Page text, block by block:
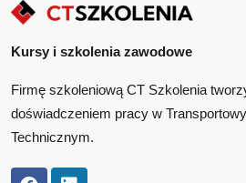
Kursy i szkolenia zawodowe
Firmę szkoleniową CT Szkolenia
doświadczeniem pracy w
Technicznym.